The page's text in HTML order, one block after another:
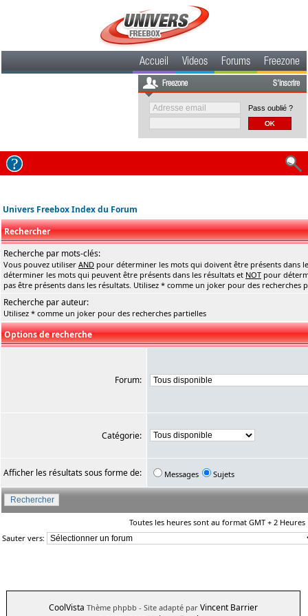
Accueil Videos Forums Freezone
Freezone S'inscrire
Pass oublié ?
Univers Freebox Index du Forum
Rechercher
Recherche par mots-clés:
Vous pouvez utiliser AND pour déterminer les mots qui doivent être présents dans
déterminer les mots qui peuvent être présents dans les résultats et NOT pour
pas être présents dans les résultats. Utilisez * comme un joker pour des recherches
Recherche par auteur:
Utilisez * comme un joker pour des recherches partielles
Options de recherche
Forum:
Catégorie:
Afficher les résultats sous forme de: Messages Sujets
Toutes les heures sont au format GMT + 2 Heures
Sauter vers:
CoolVista Thème phpbb - Site adapté par Vincent Barrier